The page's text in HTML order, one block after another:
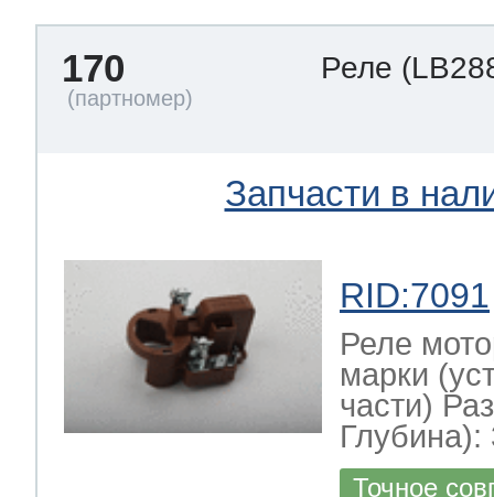
170 Реле
Запчасти в
RID:7091
Реле
марки
части)
Глубина):
Точное